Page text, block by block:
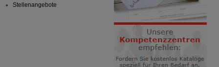
Stellenangebote